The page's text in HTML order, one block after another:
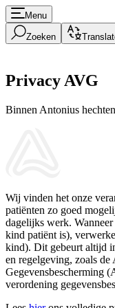
Menu
Zoeken
Privacy AVG
Binnen Antonius
Wij vinden het onze
patiënten zo goed
dagelijks werk.
kind patiënt is),
kind). Dit gebeurt altijd
en regelgeving, zoals
Gegevensbescherming
verordening